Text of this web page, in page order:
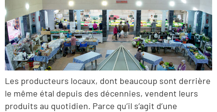
Les producteurs locaux, dont beaucoup sont derrière
le même étal depuis des décennies, vendent leurs
produits au quotidien. Parce qu’il s’agit d’une